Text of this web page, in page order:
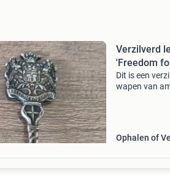
Verzilverd
'Freedom
Dit is een
wapen van
Ophalen of